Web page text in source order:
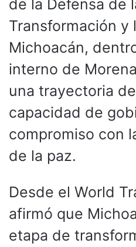
de la Defensa de
Transformación y
Michoacán,
interno de
una trayectoria
capacidad de
compromiso con
de la paz.
Desde el World
afirmó que
etapa de